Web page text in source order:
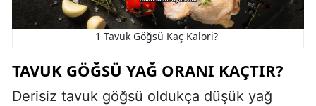
1 Tavuk Göğsü Kaç Kalori?
TAVUK GÖĞSÜ YAĞ ORANI KAÇTIR?
Derisiz tavuk göğsü oldukça düşük yağ